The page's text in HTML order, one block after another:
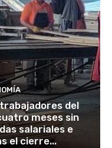
del
meses sin
salariales e
el cierre...